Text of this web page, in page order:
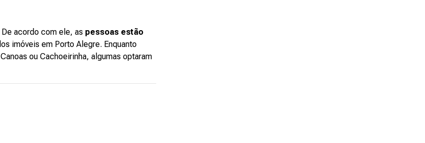
acordo com ele, as pessoas estão
imóveis em Porto Alegre. Enquanto
ou Cachoeirinha, algumas optaram